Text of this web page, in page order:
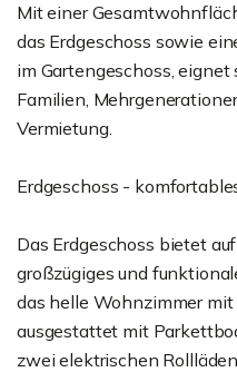
Mit einer
das Erdgeschoss sowie
im Gartengeschoss, eignet
Familien,
Vermietung.
Erdgeschoss -
Das Erdgeschoss bietet
großzügiges und
das helle Wohnzimmer mit
ausgestattet mit
zwei elektrischen